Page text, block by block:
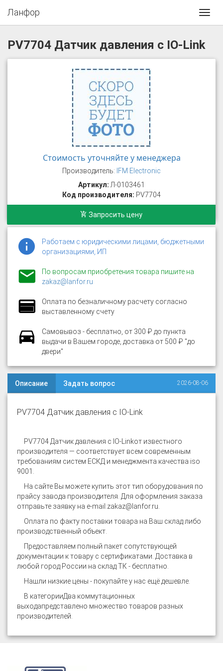
Ланфор
PV7704 Датчик давления с IO-Link
Стоимость уточняйте у менеджера
Производитель: IFM Electronic
Артикул: Л-0103461
Код производителя: PV7704
Запросить цену
Работаем с юридическими лицами, бюджетными
организациями, ИП
По вопросам приобретения товара пишите на
zakaz@lanfor.ru
Оплата по безналичному расчету согласно
выставленному счету
Самовывоз - бесплатно, от 300 ₽ до пункта
выдачи в Вашем городе, доставка от 500 ₽ "до
двери"
Описание Задать вопрос 2026-08-06
PV7704 Датчик давления с IO-Link
PV7704 Датчик давления с IO-Linkот известного
производителя — соответствует всем современным
требованиям систем ЕСКД и менеджмента качества iso
9001.
На сайте Вы можете купить этот тип оборудования по
прайсу завода производителя. Для оформления заказа
отправьте заявку на e-mail:zakaz@lanfor.ru
Оплата по факту поставки товара на Ваш склад либо
производственный объект.
Предоставляем полный пакет сопутствующей
документации к товару с сертификатами. Доставка в
любой город России на склад ТК - бесплатно.
Нашли низкие цены - покупайте у нас ещё дешевле.
В категорииДва коммутационных
выходапредставлено множество товаров разных
производителей.